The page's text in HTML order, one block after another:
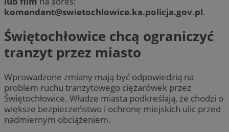
komendant@swietochlowice.ka.policja.gov.pl.
Świętochłowice chcą ograniczyć
tranzyt przez miasto
Wprowadzone zmiany mają być odpowiedzią na
problem ruchu tranzytowego ciężarówek przez
Świętochłowice. Władze miasta podkreślają, że chodzi o
większe bezpieczeństwo i ochronę miejskich ulic przed
nadmiernym obciążeniem.